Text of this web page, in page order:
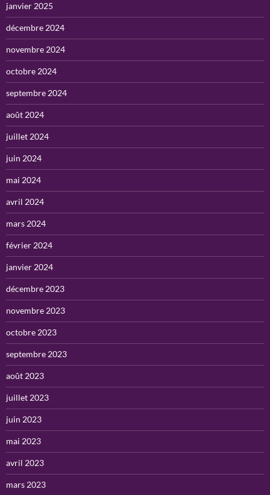
janvier 2025
décembre 2024
novembre 2024
octobre 2024
septembre 2024
août 2024
juillet 2024
juin 2024
mai 2024
avril 2024
mars 2024
février 2024
janvier 2024
décembre 2023
novembre 2023
octobre 2023
septembre 2023
août 2023
juillet 2023
juin 2023
mai 2023
avril 2023
mars 2023